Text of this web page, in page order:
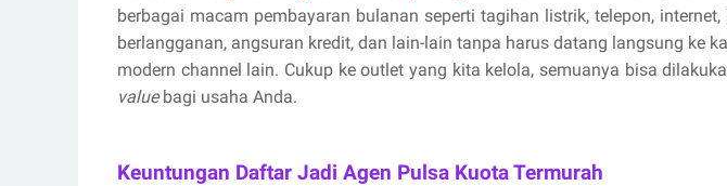
berbagai macam pembayaran bulanan seperti tagihan listrik, telepon,
berlangganan, angsuran kredit, dan lain-lain tanpa harus datang langsung ke
modern channel lain. Cukup ke outlet yang kita kelola, semuanya bisa
valuebagi usaha Anda.
Keuntungan Daftar Jadi Agen Pulsa Kuota Termurah